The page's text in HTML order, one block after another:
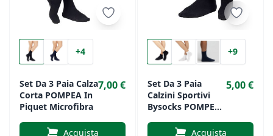
+4
Set Da 3 Paia Calza
Corta POMPEA In
Piquet Microfibra
7,00 €
Acquista
+9
Set Da 3 Paia
Calzini Sportivi
Bysocks POMPEA
Elasticizzato
5,00 €
Acquista